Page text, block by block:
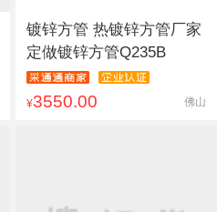
镀锌方管 热镀锌方管厂家
定做镀锌方管Q235B
¥3550.00 佛山